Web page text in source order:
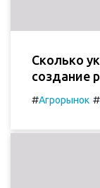
Сколько
создание
#Агрорынок #